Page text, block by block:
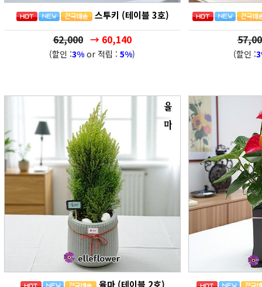
스투키 (테이블 3호)
62,000 → 60,140
(할인 :3% or 적립 : 5%) (할인 :
율마 (테이블 2호)